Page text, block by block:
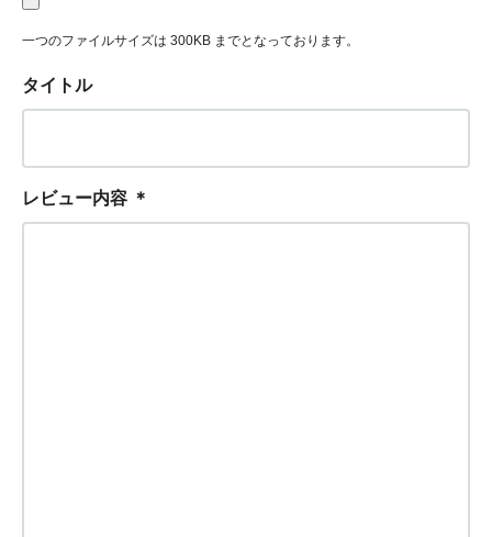
一つのファイルサイズは 300KB までとなっております。
タイトル
レビュー内容 ＊